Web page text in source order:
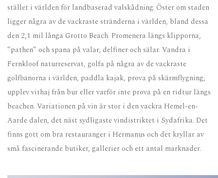
stället i världen för landbaserad valskådning. Öster om staden
ligger några av de vackraste stränderna i världen, bland dessa
den 2,1 mil långa Grotto Beach. Promenera längs klipporna,
”pathen” och spana på valar, delfiner och sälar. Vandra i
Fernkloof naturreservat, golfa på några av de vackraste
golfbanorna i världen, paddla kajak, prova på skärmflygning,
upplev vithaj från bur eller varför inte prova på en ridtur längs
beachen. Variationen på vin är stor i den vackra Hemel-en-
Aarde dalen, det näst sydligaste vindistriktet i Sydafrika. Det
finns gott om bra restauranger i Hermanus och det kryllar av
små fascinerande butiker, gallerier och ett antal marknader.